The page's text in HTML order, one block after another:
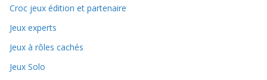
Croc jeux édition et partenaire
Jeux experts
Jeux à rôles cachés
Jeux Solo